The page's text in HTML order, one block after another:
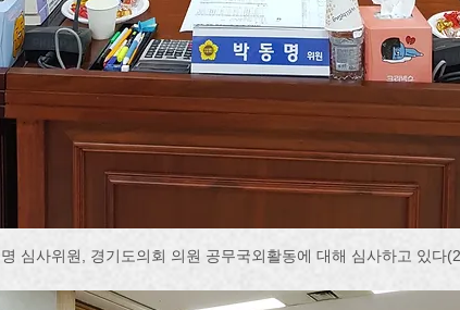
심사위원, 경기도의회 의원 공무국외활동에 대해 심사하고 있다